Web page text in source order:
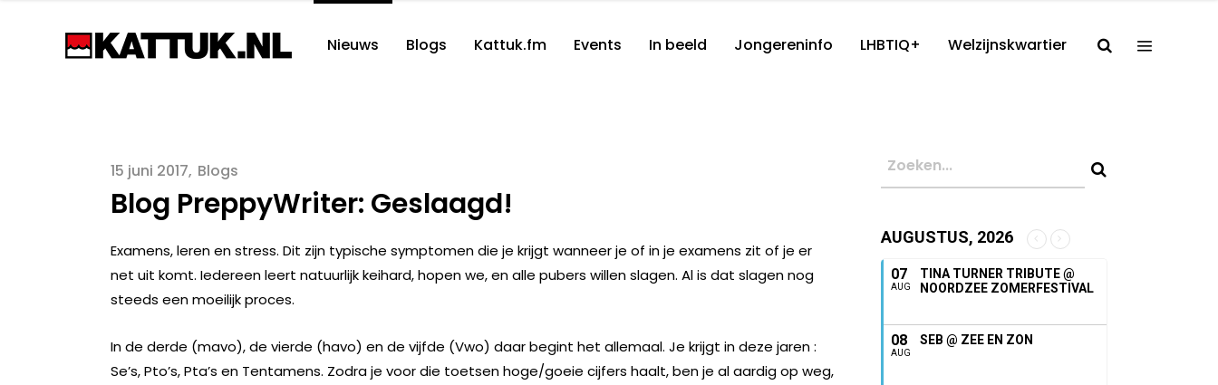
Nieuws Blogs Kattuk.fm Events In beeld Jongereninfo LHBTIQ+ Welzijnskwartier
15 juni 2017 Blogs
Blog PreppyWriter: Geslaagd!
Examens, leren en stress. Dit zijn typische symptomen die je krijgt wanneer je of in je examens zit of je er
net uit komt. Iedereen leert natuurlijk keihard, hopen we, en alle pubers willen slagen. Al is dat slagen nog
steeds een moeilijk proces.
In de derde (mavo), de vierde (havo) en de vijfde (Vwo) daar begint het allemaal. Je krijgt in deze jaren :
Se’s, Pto’s, Pta’s en Tentamens. Zodra je voor die toetsen hoge/goeie cijfers haalt, ben je al aardig op weg,
AUGUSTUS, 2026
07
AUG
TINA TURNER TRIBUTE @
NOORDZEE ZOMERFESTIVAL
08
AUG
SEB @ ZEE EN ZON